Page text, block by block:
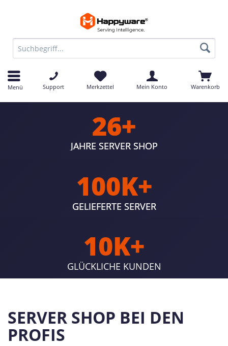
Menü Support Merkzettel Mein Konto Warenkorb
10K+
GLÜCKLICHE KUNDEN
100K+
GELIEFERTE SERVER
26+
JAHRE SERVER SHOP
SERVER SHOP BEI DEN
PROFIS